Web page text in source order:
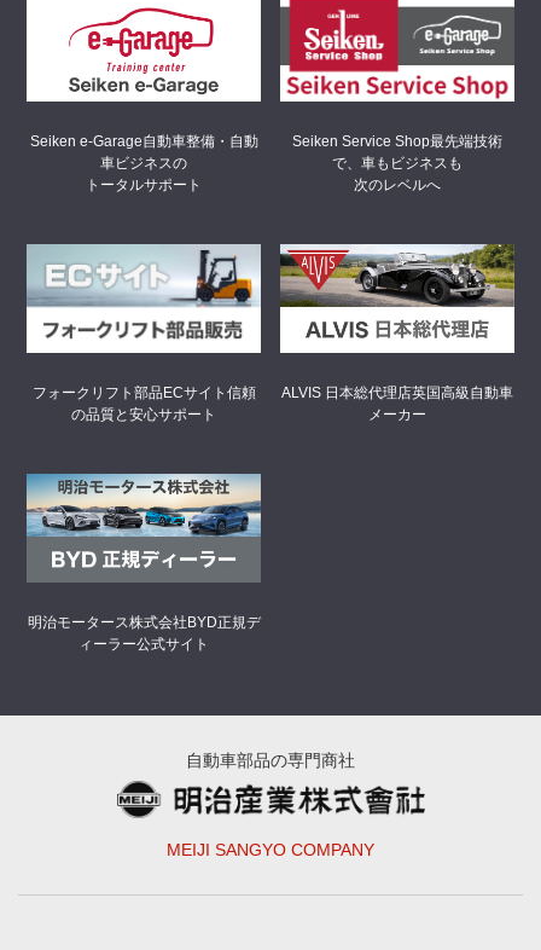
Seiken e-Garage自動車整備・自動
車ビジネスの
トータルサポート
Seiken Service Shop最先端技術
で、車もビジネスも
次のレベルへ
フォークリフト部品ECサイト 信頼
の品質と安心サポート
ALVIS 日本総代理店英国高級自動車
メーカー
明治モータース株式会社 BYD正規デ
ィーラー公式サイト
自動車部品の専門商社
MEIJI SANGYO COMPANY